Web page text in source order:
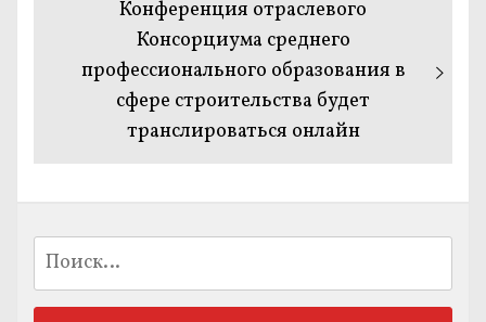
Следующая
запись:
Конференция отраслевого
Консорциума среднего
профессионального образования в
сфере строительства будет
транслироваться онлайн
Найти: